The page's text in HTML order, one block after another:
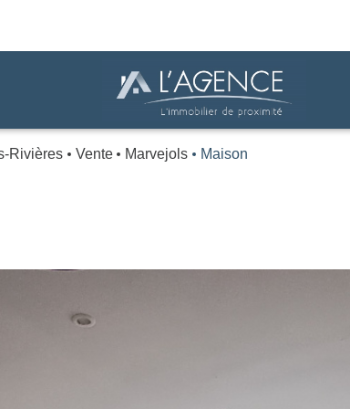
Rivières Vente Marvejols Maison